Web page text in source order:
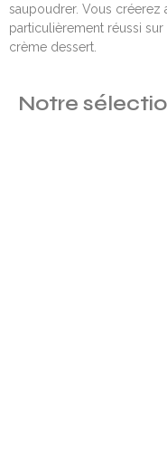
saupoudrer. Vous créerez
particulièrement réussi
crème dessert.
Notre